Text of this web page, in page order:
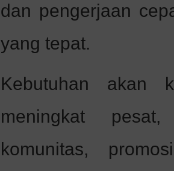
dan pengerjaan
yang tepat.
Kebutuhan akan
meningkat
komunitas,